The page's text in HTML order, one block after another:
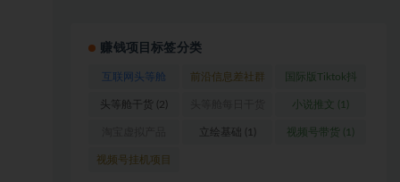
赚钱项目标签分类
互联网头等舱
(1)
前沿信息差社群 国际版Tiktok抖
音运营(1)
头等舱干货 (2)
(1)
小说推文 (1)
(1)
立绘基础 (1) 视频号带货 (1)
视频号挂机项目